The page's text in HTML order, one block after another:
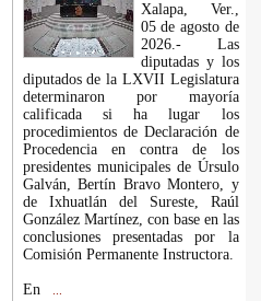
Xalapa, Ver.,
05 de agosto de
2026.- Las
diputadas y los
diputados de la LXVII Legislatura
determinaron por mayoría
calificada si ha lugar los
procedimientos de Declaración de
Procedencia en contra de los
presidentes municipales de Úrsulo
Galván, Bertín Bravo Montero, y
de Ixhuatlán del Sureste, Raúl
González Martínez, con base en las
conclusiones presentadas por la
Comisión Permanente Instructora.
En